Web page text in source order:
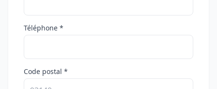
Téléphone *
Code postal *